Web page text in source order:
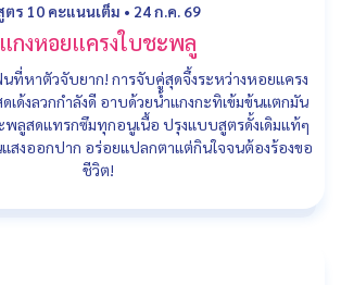
ตร 10 คะแนนเต็ม • 24 ก.ค. 69
แกงหอยแครงใบชะพลู
ที่หาตัวจับยาก! การจับคู่สุดจึ้งระหว่างหอยแครง
เด้งลวกกำลังดี อาบด้วยน้ำแกงกะทิเข้มข้นแตกมัน
ลูสดแทรกซึมทุกอนูเนื้อ ปรุงแบบสูตรดั้งเดิมแท้ๆ
สงออกปาก อร่อยแปลกตาแต่กินใจจนต้องร้องขอ
ชีวิต!